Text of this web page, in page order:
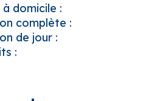
domicile :
complète :
de jour :
: